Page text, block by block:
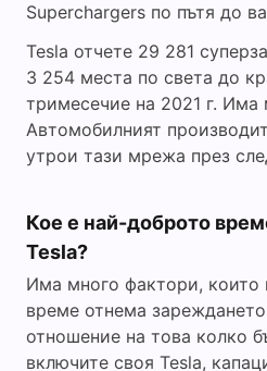
Superchargers по пътя до
Tesla отчете 29 281
3 254 места по света до
тримесечие на 2021 г. Има
Автомобилният
утрои тази мрежа през
Кое е най-доброто
Tesla?
Има много фактори, които
време отнема
отношение на това колко
включите своя Tesla,